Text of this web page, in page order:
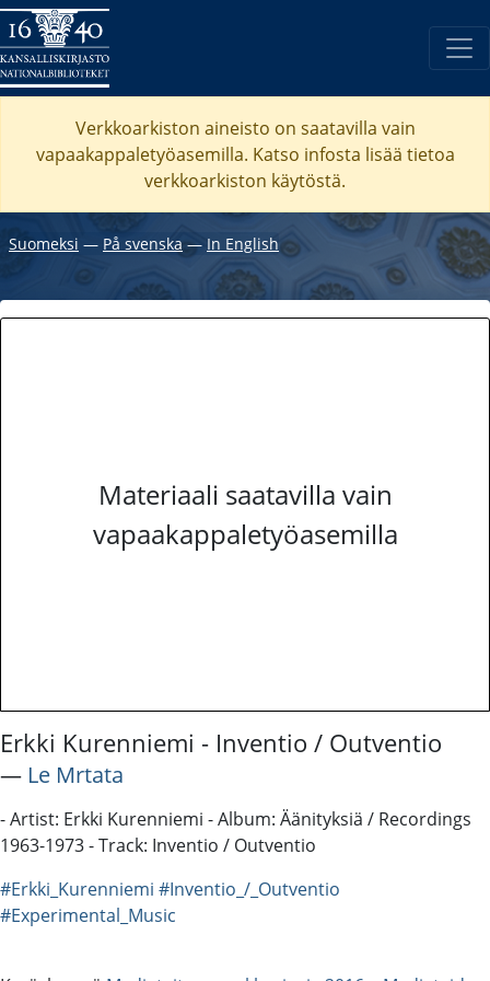
Verkkoarkiston aineisto on saatavilla vain
vapaakappaletyöasemilla. Katso infosta lisää tietoa
verkkoarkiston käytöstä.
Suomeksi ― På svenska― In English
Materiaali saatavilla vain
vapaakappaletyöasemilla
Erkki Kurenniemi - Inventio / Outventio
― Le Mrtata
- Artist: Erkki Kurenniemi - Album: Äänityksiä / Recordings
1963-1973 - Track: Inventio / Outventio
#Erkki_Kurenniemi #Inventio_/_Outventio
#Experimental_Music